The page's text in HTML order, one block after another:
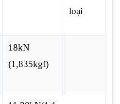
loại
18kN
(1,835kgf)